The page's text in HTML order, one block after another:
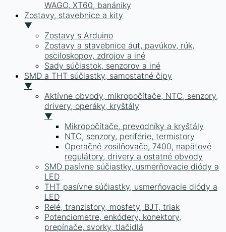
WAGO, XT60, banániky
Zostavy, stavebnice a kity
▼
Zostavy s Arduino
Zostavy a stavebnice áut, pavúkov, rúk,
osciloskopov, zdrojov a iné
Sady súčiastok, senzorov a iné
SMD a THT súčiastky, samostatné čipy
▼
Aktívne obvody, mikropočítače, NTC, senzory,
drivery, operáky, kryštály
▼
Mikropočítače, prevodníky a kryštály
NTC, senzory, periférie, termistory
Operačné zosilňovače, 7400, napäťové
regulátory, drivery a ostatné obvody
SMD pasívne súčiastky, usmerňovacie diódy a
LED
THT pasívne súčiastky, usmerňovacie diódy a
LED
Relé, tranzistory, mosfety, BJT, triak
Potenciometre, enkódery, konektory,
prepínače, svorky, tlačidlá